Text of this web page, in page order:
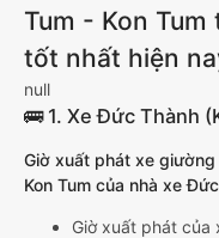
Tum - Kon
tốt nhất hiện
null
🚌 1. Xe Đức Thành
Giờ xuất phát xe giường
Kon Tum của nhà xe
Giờ xuất phát của